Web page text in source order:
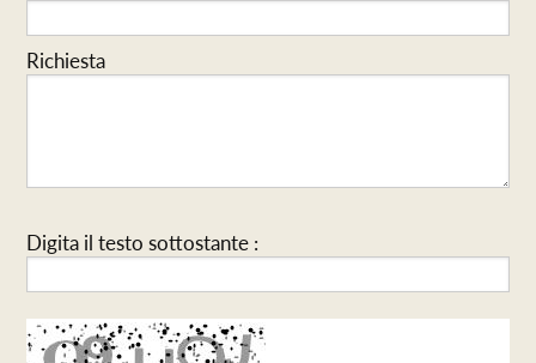
Richiesta
Digita il testo sottostante :